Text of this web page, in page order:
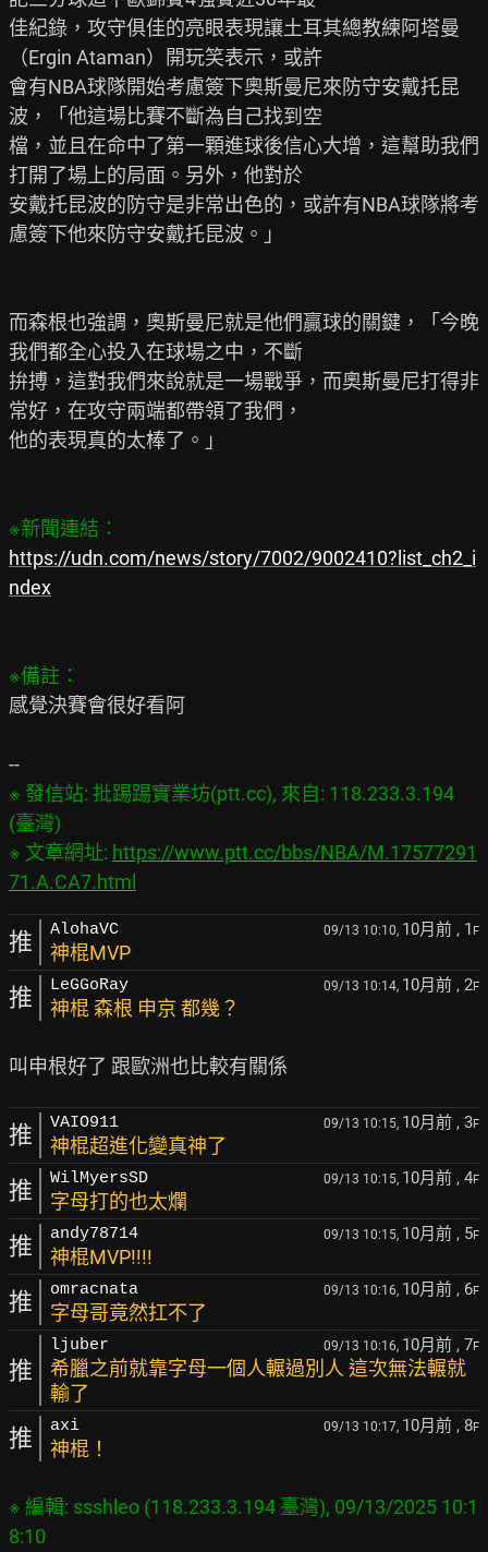
佳紀錄，攻守俱佳的亮眼表現讓土耳其總教練阿塔曼
（Ergin Ataman）開玩笑表示，或許
會有NBA球隊開始考慮簽下奧斯曼尼來防守安戴托昆
波，「他這場比賽不斷為自己找到空
檔，並且在命中了第一顆進球後信心大增，這幫助我們
打開了場上的局面。另外，他對於
安戴托昆波的防守是非常出色的，或許有NBA球隊將考
慮簽下他來防守安戴托昆波。」
而森根也強調，奧斯曼尼就是他們贏球的關鍵，「今晚
我們都全心投入在球場之中，不斷
拚搏，這對我們來說就是一場戰爭，而奧斯曼尼打得非
常好，在攻守兩端都帶領了我們，
他的表現真的太棒了。」
https://udn.com/news/story/7002/9002410?list_ch2_i
ndex
感覺決賽會很好看阿
※ 發信站: 批踢踢實業坊(ptt.cc), 來自: 118.233.3.194
(臺灣)
※ 文章網址: https://www.ptt.cc/bbs/NBA/M.17577291
71.A.CA7.html
推 AlohaVC 09/13 10:10, 10月前 , 1 F
神棍MVP
推 LeGGoRay 09/13 10:14, 10月前 , 2F
神棍 森根 申京 都幾？
推 VAIO911 09/13 10:15, 10月前 , 3F
神棍超進化變真神了
推 WilMyersSD 09/13 10:15, 10月前 , 4F
字母打的也太爛
推 andy78714 09/13 10:15, 10月前 , 5F
神棍MVP!!!!
推 omracnata 09/13 10:16, 10月前 , 6F
字母哥竟然扛不了
推
ljuber 09/13 10:16, 10月前 , 7F
希臘之前就靠字母一個人輾過別人 這次無法輾就
輸了
推 axi 09/13 10:17, 10月前 , 8F
神棍！
※ 編輯: ssshleo (118.233.3.194 臺灣), 09/13/2025 10:1